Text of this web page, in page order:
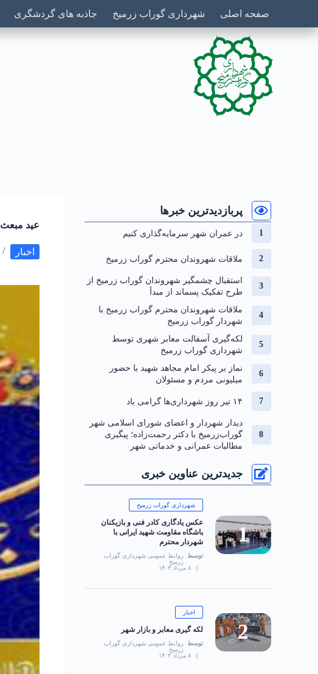
صفحه اصلی شهرداری گوراب زرمیخ جاذبه های گردشگری
عید مبعث
اخبار
پربازدیدترین خبرها
در عمران شهر سرمایه‌گذاری کنیم
ملاقات شهروندان محترم گوراب زرمیخ
استقبال چشمگیر شهروندان گوراب زرمیخ از
طرح تفکیک پسماند از مبدأ
ملاقات شهروندان محترم گوراب زرمیخ با
شهردار گوراب زرمیخ
لکه‌گیری آسفالت معابر شهری توسط
شهرداری گوراب زرمیخ
نماز بر پیکر امام مجاهد شهید با حضور
میلیونی مردم و مسئولان
۱۴ تیر روز شهرداری‌ها گرامی باد
دیدار شهردار و اعضای شورای اسلامی شهر
گوراب‌زرمیخ با دکتر رحمت‌زاده؛ پیگیری
مطالبات عمرانی و خدماتی شهر
جدیدترین عناوین خبری
شهرداری گوراب زرمیخ
عکس یادگاری کادر فنی و بازیکنان
باشگاه مقاومت شهید ایرانی با
شهردار محترم
توسط
روابط عمومی شهرداری گوراب
زرمیخ
۸ مرداد ۱۴۰۳
اخبار
لکه گیری معابر و بازار شهر
توسط
روابط عمومی شهرداری گوراب
زرمیخ
۸ مرداد ۱۴۰۳